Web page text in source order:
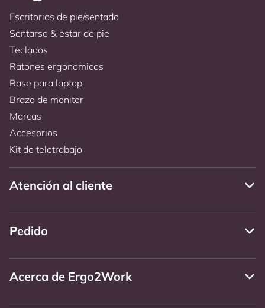
Escritorios de pie/sentado
Sentarse & estar de pie
Teclados
Ratones ergonomicos
Base para laptop
Brazo de monitor
Marcas
Accesorios
Kit de teletrabajo
Atención al cliente
Pedido
Acerca de Ergo2Work